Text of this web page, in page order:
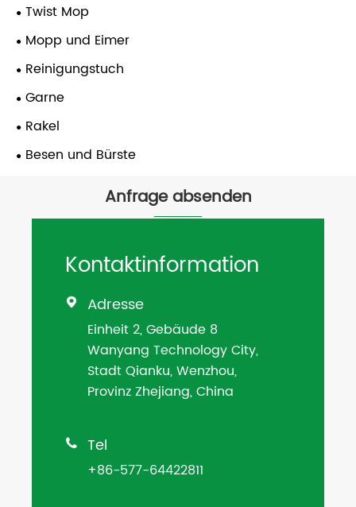
Twist Mop
Mopp und Eimer
Reinigungstuch
Garne
Rakel
Besen und Bürste
Anfrage absenden
Kontaktinformation
 Adresse
Einheit 2, Gebäude 8
Wanyang Technology City,
Stadt Qianku, Wenzhou,
Provinz Zhejiang, China
 Tel
+86-577-64422811